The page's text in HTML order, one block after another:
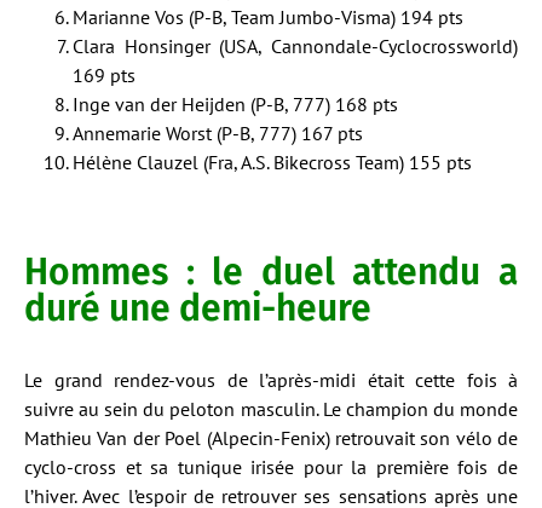
Marianne Vos (P-B, Team Jumbo-Visma) 194 pts
Clara Honsinger (USA, Cannondale-Cyclocrossworld)
169 pts
Inge van der Heijden (P-B, 777) 168 pts
Annemarie Worst (P-B, 777) 167 pts
Hélène Clauzel (Fra, A.S. Bikecross Team) 155 pts
Hommes : le duel attendu a
duré une demi-heure
Le grand rendez-vous de l’après-midi était cette fois à
suivre au sein du peloton masculin. Le champion du monde
Mathieu Van der Poel (Alpecin-Fenix) retrouvait son vélo de
cyclo-cross et sa tunique irisée pour la première fois de
l’hiver. Avec l’espoir de retrouver ses sensations après une